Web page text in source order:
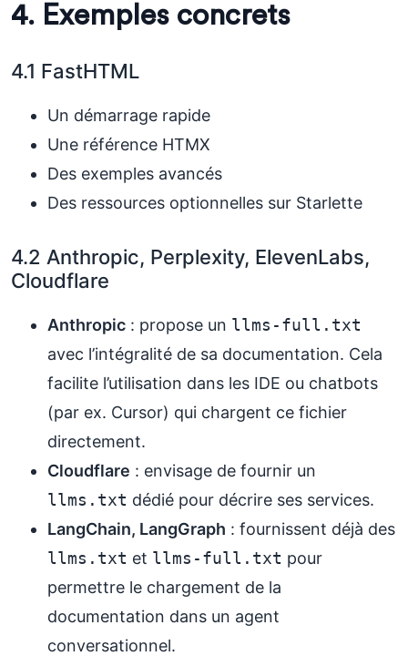
4. Exemples concrets
4.1 FastHTML
Un démarrage rapide
Une référence HTMX
Des exemples avancés
Des ressources optionnelles sur Starlette
4.2 Anthropic, Perplexity, ElevenLabs,
Cloudflare
Anthropic : propose un llms-full.txt
avec l’intégralité de sa documentation. Cela
facilite l’utilisation dans les IDE ou chatbots
(par ex. Cursor) qui chargent ce fichier
directement.
Cloudflare : envisage de fournir un
llms.txt dédié pour décrire ses services.
LangChain, LangGraph : fournissent déjà des
llms.txt et llms-full.txt pour
permettre le chargement de la
documentation dans un agent
conversationnel.